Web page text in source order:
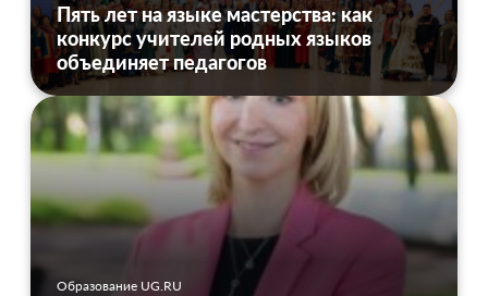
Пять лет на языке мастерства: как
конкурс учителей родных языков
объединяет педагогов
Образование UG.RU